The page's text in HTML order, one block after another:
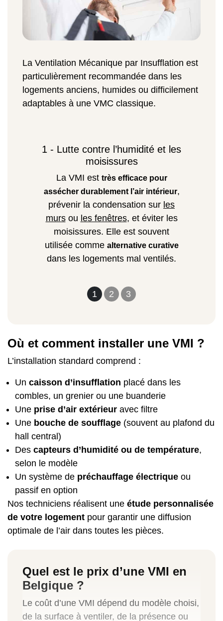
La Ventilation Mécanique par Insufflation est
particulièrement recommandée dans les
logements anciens, humides ou difficilement
adaptables à une VMC classique.
1 2 3
1 - Lutte contre l’humidité et les
moisissures
La VMI est très efficace pour
assécher durablement l’air intérieur,
prévenir la condensation sur les
mursou les fenêtres, et éviter les
moisissures. Elle est souvent
utilisée comme alternative curative
dans les logements mal ventilés.
Où et comment installer une VMI ?
L’installation standard comprend :
Un caisson d’insufflation placé dans les
combles, un grenier ou une buanderie
Une prise d’air extérieur avec filtre
Une bouche de soufflage (souvent au plafond du
hall central)
Des capteurs d’humidité ou de température,
selon le modèle
Un système de préchauffage électrique ou
passif en option
Nos techniciens réalisent une étude personnalisée
de votre logement pour garantir une diffusion
optimale de l’air dans toutes les pièces.
Quel est le prix d’une VMI en
Belgique ?
Le coût d’une VMI dépend du modèle choisi,
de la surface à ventiler, de la présence ou